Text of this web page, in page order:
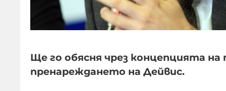
Ще го обясня чрез концепцията
пренареждането на Дейвис.